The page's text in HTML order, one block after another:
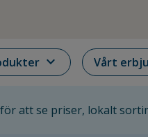
expand_more Vårt
att se priser, lokalt